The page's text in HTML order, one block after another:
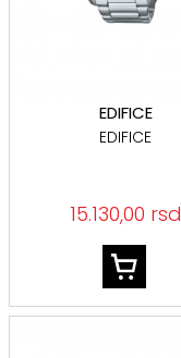
EDIFICE
EDIFICE
15.130,00 rsd